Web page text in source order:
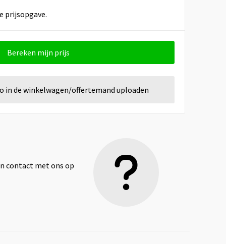
prijsopgave.
Bereken mijn prijs
in de winkelwagen/offertemand uploaden
contact met ons op